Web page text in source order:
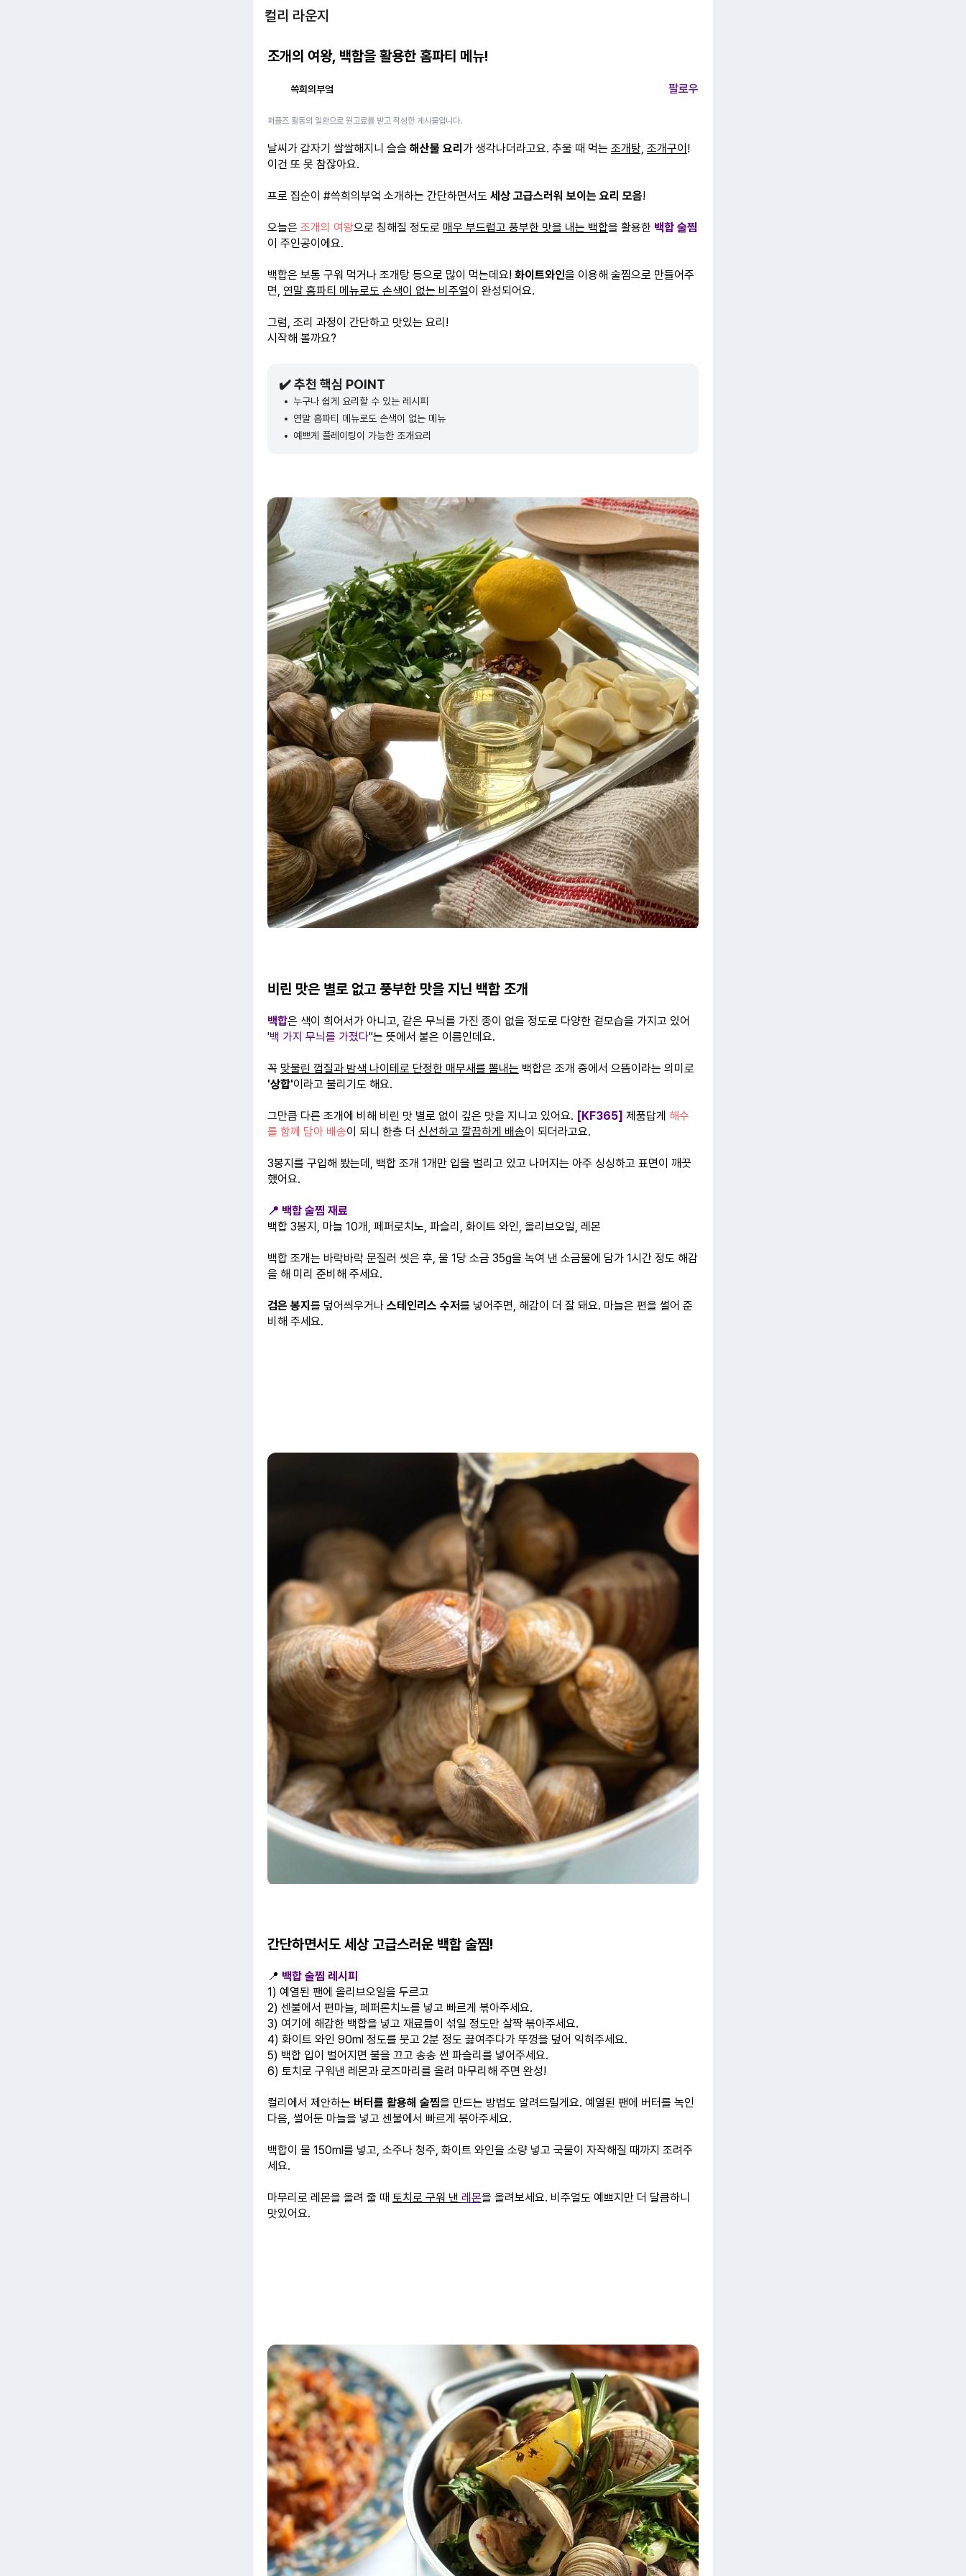
컬리 라운지
조개의 여왕, 백합을 활용한 홈파티 메뉴!
쓱희의부엌 팔로우
퍼플즈 활동의 일환으로 원고료를 받고 작성한 게시물입니다.
날씨가 갑자기 쌀쌀해지니 슬슬 해산물 요리 가 생각나더라고요. 추울 때 먹는 조개탕, 조개구이 !
이건 또 못 참잖아요.
프로 집순이 #쓱희의부엌 소개하는 간단하면서도 세상 고급스러워 보이는 요리 모음!
오늘은 조개의 여왕으로 칭해질 정도로 매우 부드럽고 풍부한 맛을 내는 백합을 활용한 백합 술찜
이 주인공이에요.
백합은 보통 구워 먹거나 조개탕 등으로 많이 먹는데요! 화이트와인을 이용해 술찜으로 만들어주
면, 연말 홈파티 메뉴로도 손색이 없는 비주얼이 완성되어요.
그럼, 조리 과정이 간단하고 맛있는 요리!
시작해 볼까요?
✔️ 추천 핵심 POINT
누구나 쉽게 요리할 수 있는 레시피
연말 홈파티 메뉴로도 손색이 없는 메뉴
예쁘게 플레이팅이 가능한 조개요리
비린 맛은 별로 없고 풍부한 맛을 지닌 백합 조개
백합은 색이 희어서가 아니고, 같은 무늬를 가진 종이 없을 정도로 다양한 겉모습을 가지고 있어
'백 가지 무늬를 가졌다"는 뜻에서 붙은 이름인데요.
꼭 맞물린 껍질과 밤색 나이테로 단정한 매무새를 뽐내는 백합은 조개 중에서 으뜸이라는 의미로
'상합'이라고 불리기도 해요.
그만큼 다른 조개에 비해 비린 맛 별로 없이 깊은 맛을 지니고 있어요. [KF365] 제품답게 해수
를 함께 담아 배송이 되니 한층 더 신선하고 깔끔하게 배송이 되더라고요.
3봉지를 구입해 봤는데, 백합 조개 1개만 입을 벌리고 있고 나머지는 아주 싱싱하고 표면이 깨끗
했어요.
📍 백합 술찜 재료
백합 3봉지, 마늘 10개, 페퍼로치노, 파슬리, 화이트 와인, 올리브오일, 레몬
백합 조개는 바락바락 문질러 씻은 후, 물 1당 소금 35g을 녹여 낸 소금물에 담가 1시간 정도 해감
을 해 미리 준비해 주세요.
검은 봉지 를 덮어씌우거나 스테인리스 수저를 넣어주면, 해감이 더 잘 돼요. 마늘은 편을 썰어 준
비해 주세요.
간단하면서도 세상 고급스러운 백합 술찜!
📍 백합 술찜 레시피
1) 예열된 팬에 올리브오일을 두르고
2) 센불에서 편마늘, 페퍼론치노를 넣고 빠르게 볶아주세요.
3) 여기에 해감한 백합을 넣고 재료들이 섞일 정도만 살짝 볶아주세요.
4) 화이트 와인 90ml 정도를 붓고 2분 정도 끓여주다가 뚜껑을 덮어 익혀주세요.
5) 백합 입이 벌어지면 불을 끄고 송송 썬 파슬리를 넣어주세요.
6) 토치로 구워낸 레몬과 로즈마리를 올려 마무리해 주면 완성!
컬리에서 제안하는 버터를 활용해 술찜을 만드는 방법도 알려드릴게요. 예열된 팬에 버터를 녹인
다음, 썰어둔 마늘을 넣고 센불에서 빠르게 볶아주세요.
백합이 물 150ml를 넣고, 소주나 청주, 화이트 와인을 소량 넣고 국물이 자작해질 때까지 조려주
세요.
마무리로 레몬을 올려 줄 때 토치로 구워 낸 레몬을 올려보세요. 비주얼도 예쁘지만 더 달큼하니
맛있어요.